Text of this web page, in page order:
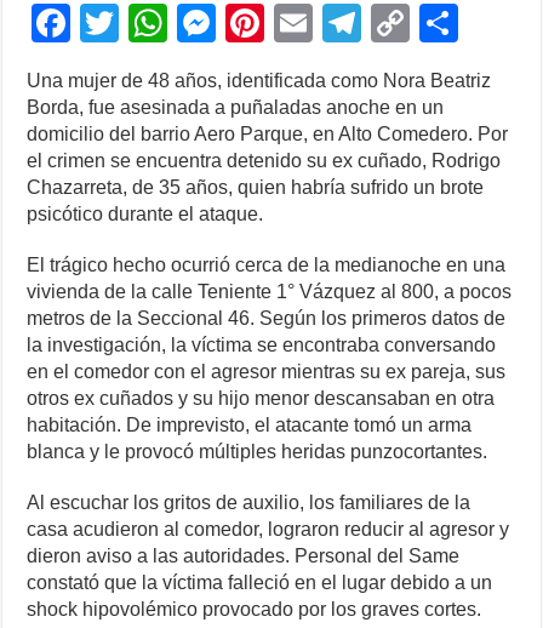
F
c
e
b
o
o
k
T
wi
tt
er
W
h
at
s
A
p
p
M
e
ss
e
n
g
er
Pi
nt
er
e
st
E
m
ail
T
el
e
gr
a
C
o
p
y
Li
k
h
ar
e
Una mujer de 48 años, identificada como Nora Beatriz
Borda, fue asesinada a puñaladas anoche en un
domicilio del barrio Aero Parque, en Alto Comedero. Por
el crimen se encuentra detenido su ex cuñado, Rodrigo
Chazarreta, de 35 años, quien habría sufrido un brote
psicótico durante el ataque.
El trágico hecho ocurrió cerca de la medianoche en una
vivienda de la calle Teniente 1° Vázquez al 800, a pocos
metros de la Seccional 46. Según los primeros datos de
la investigación, la víctima se encontraba conversando
en el comedor con el agresor mientras su ex pareja, sus
otros ex cuñados y su hijo menor descansaban en otra
habitación. De imprevisto, el atacante tomó un arma
blanca y le provocó múltiples heridas punzocortantes.
Al escuchar los gritos de auxilio, los familiares de la
casa acudieron al comedor, lograron reducir al agresor y
dieron aviso a las autoridades. Personal del Same
constató que la víctima falleció en el lugar debido a un
shock hipovolémico provocado por los graves cortes.